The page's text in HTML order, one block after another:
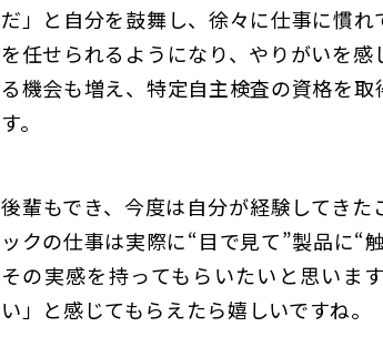
だ」と自分を鼓舞し、徐々に仕事に慣
を任せられるようになり、やりがいを
る機会も増え、特定自主検査の資格を
す。
後輩もでき、今度は自分が経験してき
ックの仕事は実際に“目で見て”製品に“
その実感を持ってもらいたいと思いま
い」と感じてもらえたら嬉しいですね。